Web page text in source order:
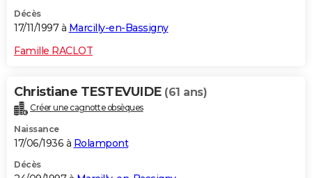
Décès
17/11/1997 à Marcilly-en-Bassigny
Famille RACLOT
Christiane TESTEVUIDE (61 ans)
Créer une cagnotte obsèques
Naissance
17/06/1936 à Rolampont
Décès